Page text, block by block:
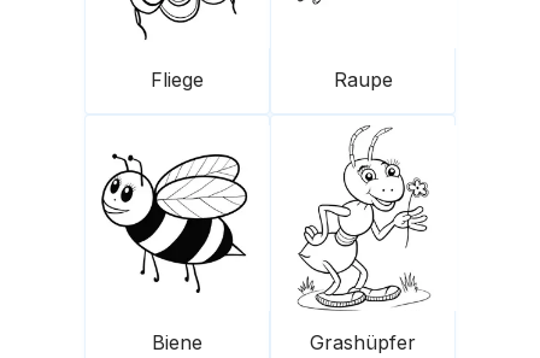
Fliege Raupe
Biene Grashüpfer